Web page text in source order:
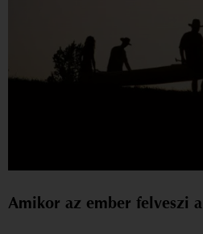
Amikor az ember felveszi